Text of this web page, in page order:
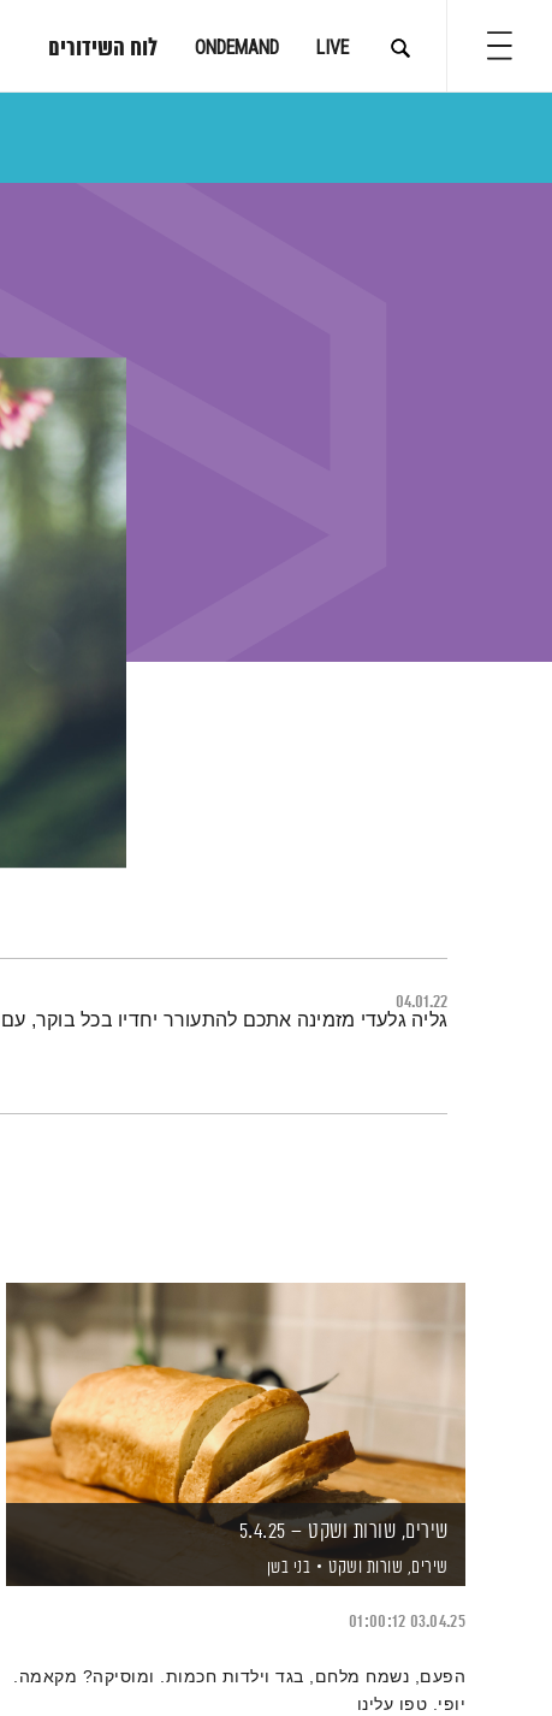
LIVE
ONDEMAND לוח השידורים
04.01.22
תמצית הפודקאסט
גליה גלעדי מזמינה אתכם להתעורר יחדיו בכל בוקר,
שירים, שורות ושקט – 5.4.25
שירים, שורות ושקט בני בשן
03.04.25
01:00:12
הפעם, נשמח מלחם, בגד וילדות חכמות. ומוסיקה? מקאמה.
יופי. טפו עלינו